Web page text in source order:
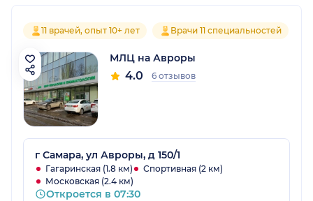
11 врачей, опыт 10+ лет Врачи 11 специальностей
МЛЦ на Авроры
4.0 6 отзывов
г Самара, ул Авроры, д 150/1
Гагаринская (1.8 км)
Спортивная (2 км)
Московская (2.4 км)
Откроется в 07:30